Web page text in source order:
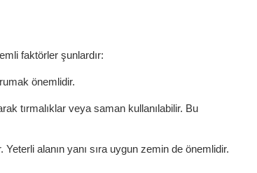
faktörler şunlardır:
önemlidir.
tırmalıklar veya saman kullanılabilir. Bu
alanın yanı sıra uygun zemin de önemlidir.